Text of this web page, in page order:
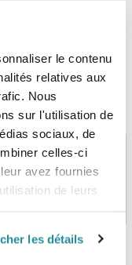
le contenu
relatives aux
Nous
sur l'utilisation de
sociaux, de
celles-ci
avez fournies
de leurs
les détails
EN TEMPS RÉEL